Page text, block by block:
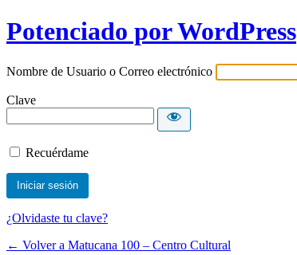
Potenciado por WordPress
Nombre de Usuario o Correo electrónico
Clave
Recuérdame
¿Olvidaste tu clave?
← Volver a Matucana 100 – Centro Cultural